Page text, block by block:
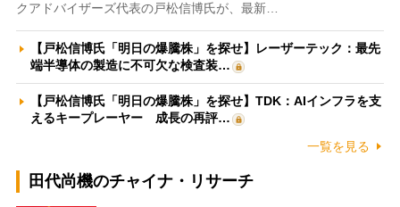
クアドバイザーズ代表の戸松信博氏が、最新…
【戸松信博氏「明日の爆騰株」を探せ】レーザーテック：最先
端半導体の製造に不可欠な検査装…
【戸松信博氏「明日の爆騰株」を探せ】TDK：AIインフラを支
えるキープレーヤー 成長の再評…
一覧を見る
田代尚機のチャイナ・リサーチ